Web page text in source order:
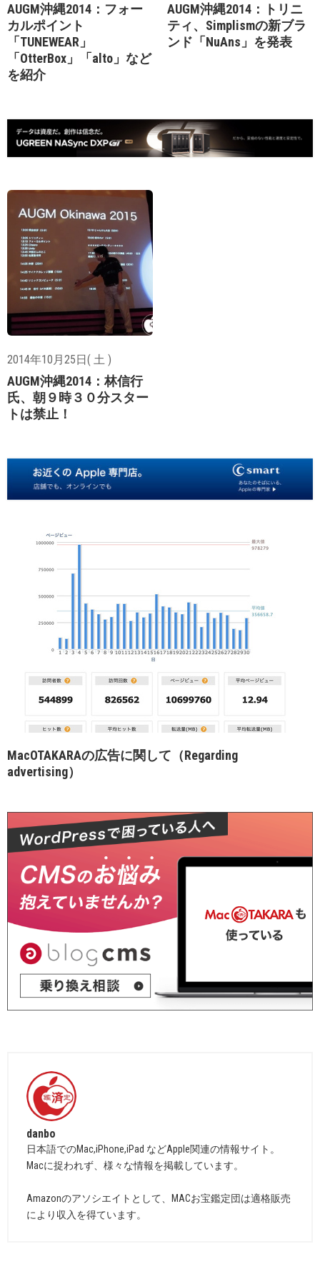
AUGM沖縄2014：フォー
カルポイント
「TUNEWEAR」
「OtterBox」「alto」など
を紹介
AUGM沖縄2014：トリニ
ティ、Simplismの新ブラ
ンド「NuAns」を発表
2014年10月25日( 土 )
AUGM沖縄2014：林信行
氏、朝９時３０分スター
トは禁止！
MacOTAKARAの広告に関して（Regarding
advertising）
danbo
日本語でのMac,iPhone,iPad などApple関連の情報サイト。
Macに捉われず、様々な情報を掲載しています。
Amazonのアソシエイトとして、MACお宝鑑定団は適格販売
により収入を得ています。